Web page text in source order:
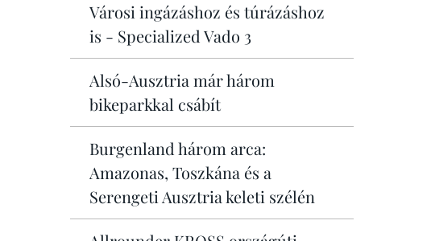
Városi ingázáshoz és túrázáshoz
is - Specialized Vado 3
Alsó-Ausztria már három
bikeparkkal csábít
Burgenland három arca:
Amazonas, Toszkána és a
Serengeti Ausztria keleti szélén